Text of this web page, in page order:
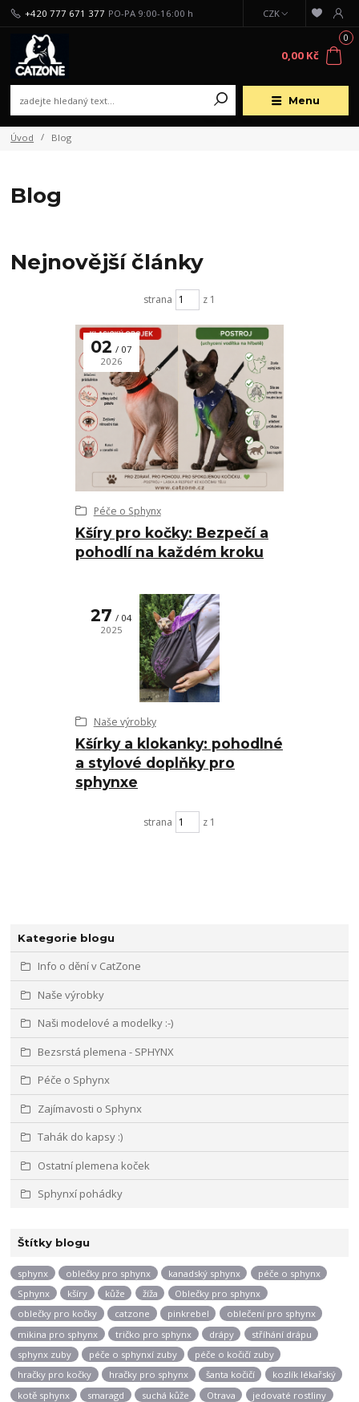
Menu
CZK
+420 777 671 377 PO-PA 9:00-16:00 h
0
0,00 Kč
Úvod Blog
Kategorie blogu
Info o dění v CatZone
Naše výrobky
Naši modelové a modelky :-)
Bezsrstá plemena - SPHYNX
Péče o Sphynx
Zajímavosti o Sphynx
Tahák do kapsy :)
Ostatní plemena koček
Sphynxí pohádky
Štítky blogu
sphynx oblečky pro sphynx kanadský sphynx
péče o sphynx
Sphynx
kšíry kůže žíža
Oblečky pro sphynx
oblečky pro kočky
catzone pinkrebel
oblečení pro sphynx
mikina pro sphynx
tričko pro sphynx drápy
stříhání drápu
sphynx zuby
péče o sphynxí zuby
péče o kočičí zuby
hračky pro kočky
hračky pro sphynx šanta kočičí
kozlík lékařský
kotě sphynx
smaragd suchá kůže Otrava
jedovaté rostliny
Blog
Nejnovější články
strana z 1
Kšíry pro kočky: Bezpečí a
pohodlí na každém kroku
02
07
2026
Péče o Sphynx
Kšírky a klokanky: pohodlné
a stylové doplňky pro
sphynxe
27
04
2025
Naše výrobky
strana z 1